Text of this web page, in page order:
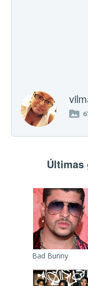
Últimas
Bad Bunny